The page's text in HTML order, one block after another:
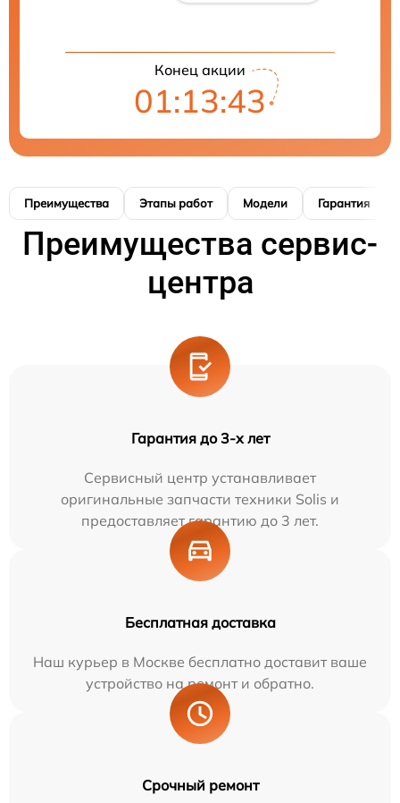
Конец акции
01:13:42
Преимущества Этапы работ Модели Гарантия
Преимущества сервис-
центра
Гарантия до 3-х лет
Сервисный центр устанавливает
оригинальные запчасти техники Solis и
предоставляет гарантию до 3 лет.
Бесплатная доставка
Наш курьер в Москве бесплатно доставит ваше
устройство на ремонт и обратно.
Срочный ремонт